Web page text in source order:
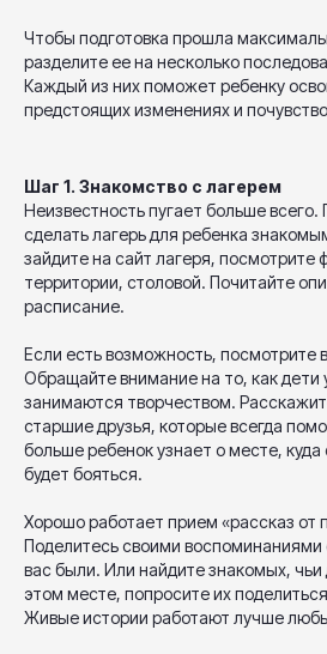
Чтобы подготовка прошла
разделите ее на несколько
Каждый из них поможет ребенку
предстоящих изменениях и
Шаг 1. Знакомство с лагерем
Неизвестность пугает больше
сделать лагерь для ребенка
зайдите на сайт лагеря, посмотрите
территории, столовой. Почитайте
расписание.
Если есть возможность, посмотрите
Обращайте внимание на то, как дети
занимаются творчеством.
старшие друзья, которые всегда
больше ребенок узнает о месте,
будет бояться.
Хорошо работает прием «рассказ от
Поделитесь своими воспоминаниями
вас были. Или найдите знакомых,
этом месте, попросите их
Живые истории работают лучше